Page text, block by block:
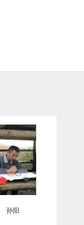
孙阳